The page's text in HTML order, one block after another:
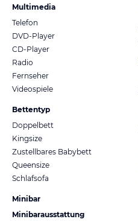
Multimedia
Telefon
DVD-Player
CD-Player
Radio
Fernseher
Videospiele
Bettentyp
Doppelbett
Kingsize
Zustellbares Babybett
Queensize
Schlafsofa
Minibar
Minibarausstattung